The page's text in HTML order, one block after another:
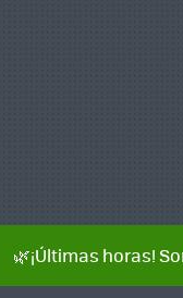
🌿¡Últimas horas!